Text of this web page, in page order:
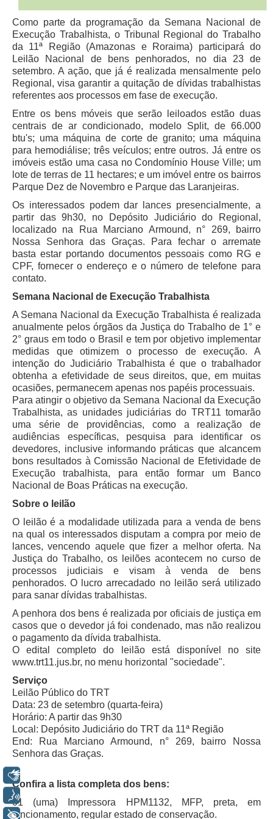
Diretores
Comitês
Comitê Gestor Regional do PJe
Comitê Gestor Regional do e-Gestão e de Tabelas
Comitê do Datajud
Comissão Regional de Pesquisa Judiciária e Ciência de
Dados
Comissão de Ética
Comitê de Priorização do Primeiro Grau
Comissão de Uniformização de Jurisprudência
Comitê de Gestão de Pessoas
Comissão de Vitaliciamento
Comitê de Atenção Integral à Saúde de Magistrados e
Comitê de Segurança Permanente
Comitê de Combate ao Trabalho Infantil e de Estímulo à
Aprendizagem
Comitê de Incentivo à Participação Institucional Feminina
no âmbito do TRT-11
Comitê de Prevenção e Enfrentamento do Assédio
Moral, do Assédio Sexual e da Discriminação
Comissão Permanente de Gestão Socioambiental
Comitê Gestor do Plano de Contratações e Aquisições
no Âmbito do TRT11
Grupo Operacional do Centro de Inteligência
Comitê de Equidade de Raça, Gênero e Diversidade
Comitê PopRuaJud
Comissão de Justiça Itinerante
Comissão Permanente de Avaliação Documental
Automação e IA
Governança
Governança de TI
Gestão Estratégica
Governança das Contratações Obras
Rede de Governança Colaborativa
Laboratório de Inovação
Assessoria de Governança de Gestão de Pessoas
Sites Institucionais
Centro de Memória
Educação a distância
Como parte da programação da Semana Nacional de
Execução Trabalhista, o Tribunal Regional do Trabalho
da 11ª Região (Amazonas e Roraima) participará do
Leilão Nacional de bens penhorados, no dia 23 de
setembro. A ação, que já é realizada mensalmente pelo
Regional, visa garantir a quitação de dívidas trabalhistas
referentes aos processos em fase de execução.
Entre os bens móveis que serão leiloados estão duas
centrais de ar condicionado, modelo Split, de 66.000
btu's; uma máquina de corte de granito; uma máquina
para hemodiálise; três veículos; entre outros. Já entre os
imóveis estão uma casa no Condomínio House Ville; um
lote de terras de 11 hectares; e um imóvel entre os bairros
Parque Dez de Novembro e Parque das Laranjeiras.
Os interessados podem dar lances presencialmente, a
partir das 9h30, no Depósito Judiciário do Regional,
localizado na Rua Marciano Armound, n° 269, bairro
Nossa Senhora das Graças. Para fechar o arremate
basta estar portando documentos pessoais como RG e
CPF, fornecer o endereço e o número de telefone para
contato.
Semana Nacional de Execução Trabalhista
A Semana Nacional da Execução Trabalhista é realizada
anualmente pelos órgãos da Justiça do Trabalho de 1° e
2° graus em todo o Brasil e tem por objetivo implementar
medidas que otimizem o processo de execução. A
intenção do Judiciário Trabalhista é que o trabalhador
obtenha a efetividade de seus direitos, que, em muitas
ocasiões, permanecem apenas nos papéis processuais.
Para atingir o objetivo da Semana Nacional da Execução
Trabalhista, as unidades judiciárias do TRT11 tomarão
uma série de providências, como a realização de
audiências específicas, pesquisa para identificar os
devedores, inclusive informando práticas que alcancem
bons resultados à Comissão Nacional de Efetividade de
Execução trabalhista, para então formar um Banco
Nacional de Boas Práticas na execução.
Sobre o leilão
O leilão é a modalidade utilizada para a venda de bens
na qual os interessados disputam a compra por meio de
lances, vencendo aquele que fizer a melhor oferta. Na
Justiça do Trabalho, os leilões acontecem no curso de
processos judiciais e visam à venda de bens
penhorados. O lucro arrecadado no leilão será utilizado
para sanar dívidas trabalhistas.
A penhora dos bens é realizada por oficiais de justiça em
casos que o devedor já foi condenado, mas não realizou
o pagamento da dívida trabalhista.
O edital completo do leilão está disponível no site
www.trt11.jus.br, no menu horizontal "sociedade".
Serviço
Leilão Público do TRT
Data: 23 de setembro (quarta-feira)
Horário: A partir das 9h30
Local: Depósito Judiciário do TRT da 11ª Região
End: Rua Marciano Armound, n° 269, bairro Nossa
Senhora das Graças.
Confira a lista completa dos bens:
01 (uma) Impressora HPM1132, MFP, preta, em
funcionamento, regular estado de conservação.
+ Acessibilidade